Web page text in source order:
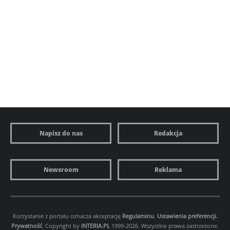
Napisz do nas Redakcja
Newsroom Reklama
Korzystanie z portalu oznacza akceptację Regulaminu. Ustawienia preferencji.
Prywatność. Copyright by INTERIA.PL 1999-2026. Wszystkie prawa zastrzeżone.